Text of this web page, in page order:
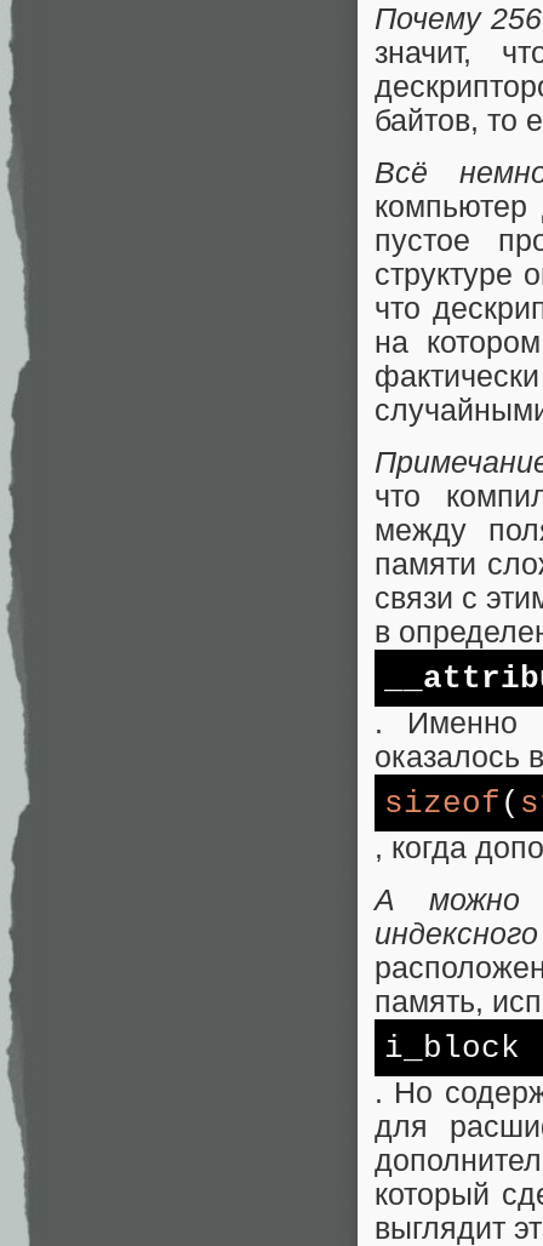
Почему
значит,
байтов, то
Всё
компьютер
пустое
структуре
что
на
что
между
памяти
связи с
в
. Именно
оказалось
sizeof (
, когда
А можно
память,
i_block
. Но
для
который
выглядит